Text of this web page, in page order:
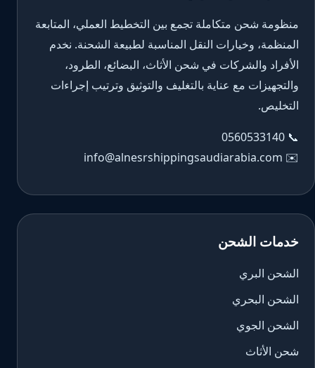
منظومة شحن متكاملة تجمع بين التخطيط العملي، المتابعة
المنظمة، وخيارات النقل المناسبة لطبيعة الشحنة. نخدم
الأفراد والشركات في شحن الأثاث، البضائع، الطرود،
والتجهيزات مع عناية بالتغليف والتوثيق وترتيب إجراءات
التخليص.
📞
0560533140
✉️
info@alnesrshippingsaudiarabia.com
خدمات الشحن
الشحن البري
الشحن البحري
الشحن الجوي
شحن الأثاث